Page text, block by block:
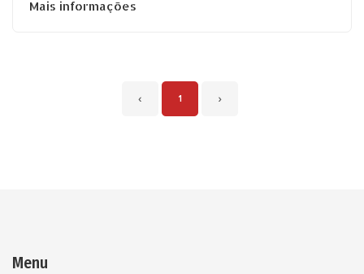
Mais informações
‹ 1 ›
Menu